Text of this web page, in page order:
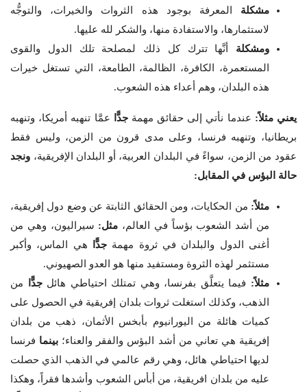
مشكلة المعرفة بوجود هذه الثروات والخيرات، والتوجُّه
لاستثمارها، والاستفادة منها، والشكر لله عليها.
ومشكلة أنَّها تترك كل ذلك لمصلحة تلك الدول والقوى
المستعمرة، الكافرة، الظالمة، الطامعة، التي تستغل خيرات
هذه البلدان، وهم أعداء هذه الشعوب.
يعني مثلاً: عندما نأتي إلى حقائق مهمةجدًّا
عمَّا تنهبه أمريكا، وتنهبه
بريطانيا، وتنهبه فرنسا، وعلى مدى قرون من الزمن، وليس فقط
عقود من الزمن، سواءً في البلدان العربية، أو البلدان الإفريقية، ونجد
حالة البؤس في المقابل:
مثلاً: من الحكايات، ومن الحقائق الثابتة عن وضع دول إفريقية،
من أشد الشعوب بؤساً في العالم، مثل: سيراليون، وهي من
أغنى الدول والبلدان في ثروة مهمة جدًّا
هي الماس، وأكبر
مستثمر لهذه الثروة ومستفيد منها هو العدو الصهيوني.
مثلاً: فيما يتعلَّق بفرنسا، وهي تمتلك احتياطي هائلجدًّا
من
الذهب، وكذلك استغلت ثروات بلدان إفريقية في الحصول على
كميات هائلة من اليورانيوم بأبخس الأثمان، ذهب من بلدان
إفريقية هي تعاني من أشد البؤس والفقر والعناء؛ بينما فرنسا
لديها احتياطي هائل، وهي رقم عالمي في الذهب الذي حصلت
عليه من بلدان افريقية، من أبأس الشعوب وأشدها فقراً، وهكذا